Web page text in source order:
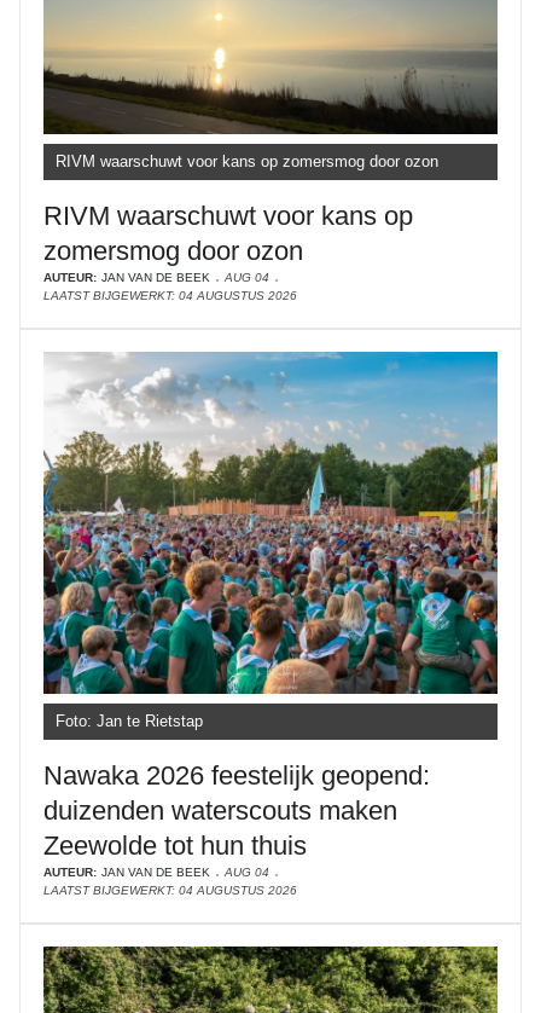
RIVM waarschuwt voor kans op zomersmog door ozon
RIVM waarschuwt voor kans op
zomersmog door ozon
AUTEUR: JAN VAN DE BEEK
AUG 04
LAATST BIJGEWERKT: 04 AUGUSTUS 2026
Foto: Jan te Rietstap
Nawaka 2026 feestelijk geopend:
duizenden waterscouts maken
Zeewolde tot hun thuis
AUTEUR: JAN VAN DE BEEK
AUG 04
LAATST BIJGEWERKT: 04 AUGUSTUS 2026